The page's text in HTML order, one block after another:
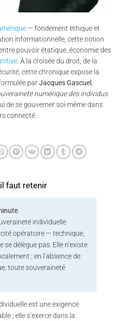
— fondement éthique et
informationnelle, cette notion
pouvoir étatique, économie des
. À la croisée du droit, de la
cette chronique expose la
parJacques Gascuel
numérique des individus
de se gouverner soi-même dans
connecté.
faut retenir
.
individuelle
opératoire — technique,
délègue pas. Elle n’existe
; en l’absence de
toute souveraineté
est une exigence
; elle s’exerce dans la